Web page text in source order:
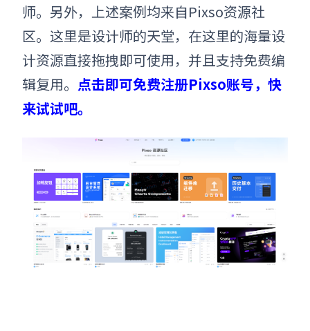
师。另外，上述案例均来自Pixso资源社
区。这里是设计师的天堂，在这里的海量设
计资源直接拖拽即可使用，并且支持免费编
辑复用。 点击即可免费注册Pixso账号，快
来试试吧。